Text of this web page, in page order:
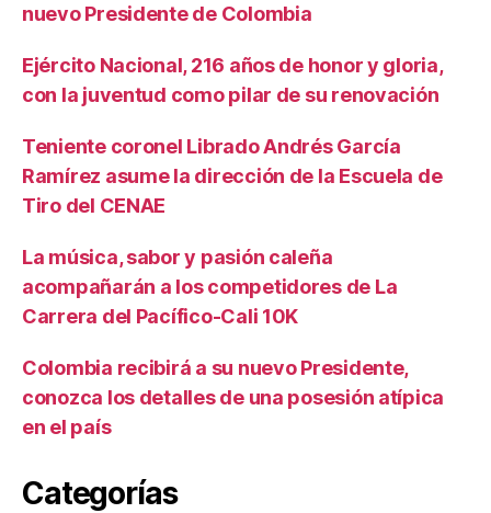
nuevo Presidente de Colombia
Ejército Nacional, 216 años de honor y gloria,
con la juventud como pilar de su renovación
Teniente coronel Librado Andrés García
Ramírez asume la dirección de la Escuela de
Tiro del CENAE
La música, sabor y pasión caleña
acompañarán a los competidores de La
Carrera del Pacífico-Cali 10K
Colombia recibirá a su nuevo Presidente,
conozca los detalles de una posesión atípica
en el país
Categorías